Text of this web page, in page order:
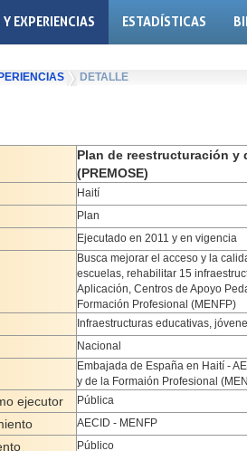
EXPERIENCIAS ESTADÍSTICAS
DETALLE
Plan de reestructuración y
(PREMOSE)
Haití
Plan
Ejecutado en 2011 y en vigencia
Busca mejorar el acceso y la
escuelas, rehabilitar 15
Aplicación, Centros de Apoyo
Formación Profesional (MENFP)
Infraestructuras educativas,
Nacional
Embajada de España en Haití -
y de la Formaión Profesional
ejecutor Pública
AECID - MENFP
Público